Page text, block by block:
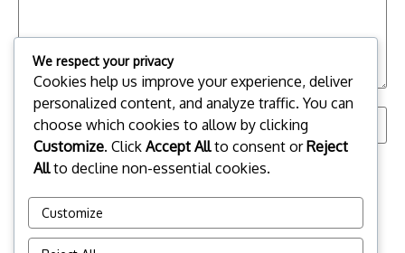
Save my name, email, and website in this browser for the
We respect your privacy
Cookies help us improve your experience, deliver
personalized content, and analyze traffic. You can
choose which cookies to allow by clicking
Customize. Click Accept Allto consent orReject
Allto decline non-essential cookies.
Customize